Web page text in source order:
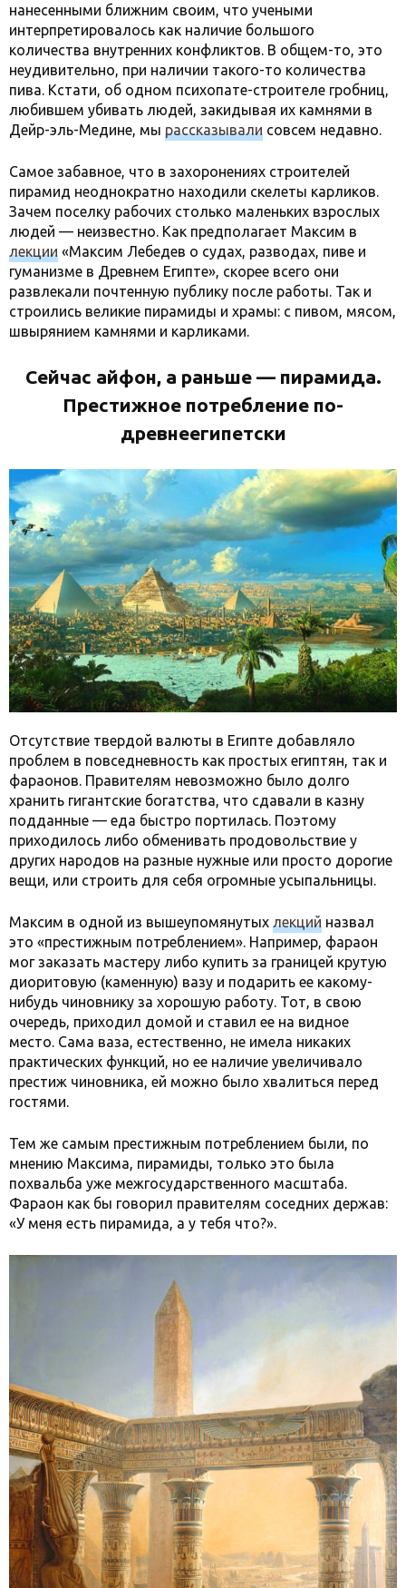
нанесенными ближним своим, что учеными
интерпретировалось как наличие большого
количества внутренних конфликтов. В общем-то, это
неудивительно, при наличии такого-то количества
пива. Кстати, об одном психопате-строителе гробниц,
любившем убивать людей, закидывая их камнями в
Дейр-эль-Медине, мы рассказывали совсем недавно.
Самое забавное, что в захоронениях строителей
пирамид неоднократно находили скелеты карликов.
Зачем поселку рабочих столько маленьких взрослых
людей — неизвестно. Как предполагает Максим в
лекции «Максим Лебедев о судах, разводах, пиве и
гуманизме в Древнем Египте», скорее всего они
развлекали почтенную публику после работы. Так и
строились великие пирамиды и храмы: с пивом, мясом,
швырянием камнями и карликами.
Сейчас айфон, а раньше —пирамида.
Престижное потребление по-
древнеегипетски
Отсутствие твердой валюты в Египте добавляло
проблем в повседневность как простых египтян, так и
фараонов. Правителям невозможно было долго
хранить гигантские богатства, что сдавали в казну
подданные — еда быстро портилась. Поэтому
приходилось либо обменивать продовольствие у
других народов на разные нужные или просто дорогие
вещи, или строить для себя огромные усыпальницы.
Максим в одной из вышеупомянутых лекций назвал
это «престижным потреблением». Например, фараон
мог заказать мастеру либо купить за границей крутую
диоритовую (каменную) вазу и подарить ее какому-
нибудь чиновнику за хорошую работу. Тот, в свою
очередь, приходил домой и ставил ее на видное
место. Сама ваза, естественно, не имела никаких
практических функций, но ее наличие увеличивало
престиж чиновника, ей можно было хвалиться перед
гостями.
Тем же самым престижным потреблением были, по
мнению Максима, пирамиды, только это была
похвальба уже межгосударственного масштаба.
Фараон как бы говорил правителям соседних держав:
«У меня есть пирамида, а у тебя что?».